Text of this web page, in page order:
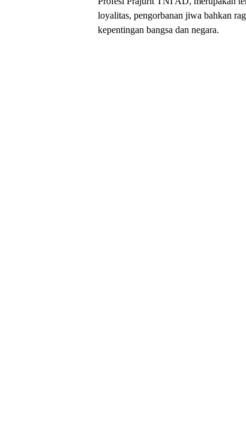
loyalitas, pengorbanan jiwa bahkan
kepentingan bangsa dan negara.